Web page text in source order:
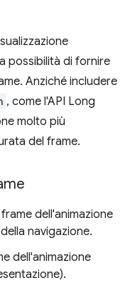
possibilità di fornire
Anziché includere
, come l'API Long
molto più
del frame.
dell'animazione
navigazione.
dell'animazione